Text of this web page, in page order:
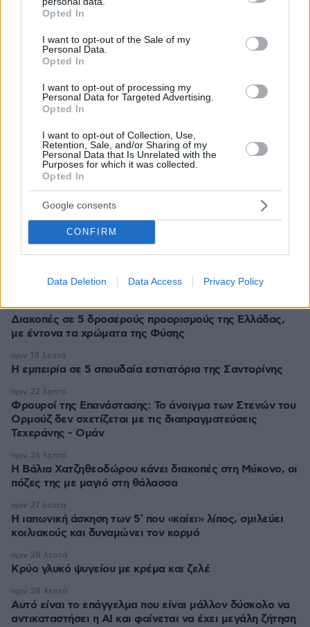
grant or deny consent to Google and its third-party tags to
use your data for below specified purposes in below Google
consent section.
Opted In
I want to opt-out of the Sale of my
Personal Data.
Opted In
I want to opt-out of processing my
Personal Data for Targeted Advertising.
Opted In
I want to opt-out of Collection, Use,
Retention, Sale, and/or Sharing of my
Personal Data that Is Unrelated with the
Purposes for which it was collected.
Opted In
Google consents
CONFIRM
Data Deletion Data Access Privacy Policy
στην Ελλάδα
03.08.2026, 11:06
Εθνική Τράπεζα: Η κορυφαία επιλογή για τη χρηματοδότηση
μεγάλων έργων
Διασκεδάζουμε υπεύθυνα, επιστρέφουμε με ασφάλεια
29.07.2026, 09:39
ΡΟΗ ΕΙΔΗΣΕΩΝ
Ειδήσεις Δημοφιλή Σχολιασμένα
στο Παλαιό Φάληρο
πριν 7 λεπτά
Διακοπές σε 5 δροσερούς προορισμούς της Ελλάδας,
με έντονα τα χρώματα της Φύσης
πριν 8 λεπτά
Η εμπειρία σε 5 σπουδαία εστιατόρια της Σαντορίνης
πριν 18 λεπτά
Φρουροί της Επανάστασης: Το άνοιγμα των Στενών του
Ορμούζ δεν σχετίζεται με τις διαπραγματεύσεις
Τεχεράνης - Ομάν
πριν 22 λεπτά
Η Βάλια Χατζηθεοδώρου κάνει διακοπές στη Μύκονο, οι
πόζες της με μαγιό στη θάλασσα
πριν 26 λεπτά
Η ιαπωνική άσκηση των 5′ που «καίει» λίπος, σμιλεύει
κοιλιακούς και δυναμώνει τον κορμό
πριν 27 λεπτά
Κρύο γλυκό ψυγείου με κρέμα και ζελέ
πριν 28 λεπτά
Αυτό είναι το επάγγελμα που είναι μάλλον δύσκολο να
αντικαταστήσει η AI και φαίνεται να έχει μεγάλη ζήτηση
πριν 28 λεπτά